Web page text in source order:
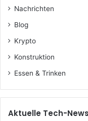
Nachrichten
Blog
Krypto
Konstruktion
Essen & Trinken
Aktuelle Tech-News